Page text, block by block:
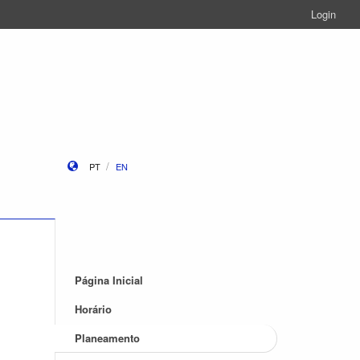
Login
PT EN
Página Inicial
Horário
Planeamento